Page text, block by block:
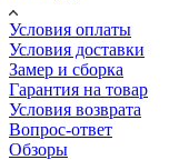
Условия оплаты
Условия доставки
Замер и сборка
Гарантия на товар
Условия возврата
Вопрос-ответ
Обзоры